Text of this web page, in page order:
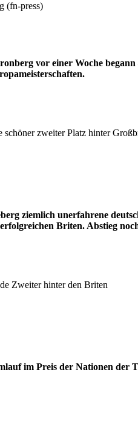
(fn-press)
vor einer Woche
schöner zweiter Platz hinter
ziemlich unerfahrene
Briten. Abstieg
Zweiter hinter den Briten
im Preis der Nationen